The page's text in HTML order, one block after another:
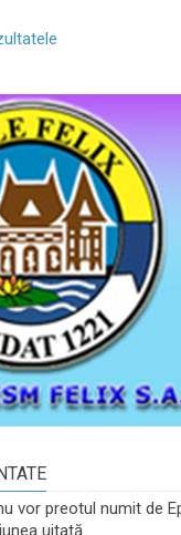
vor preotul numit de
uitată